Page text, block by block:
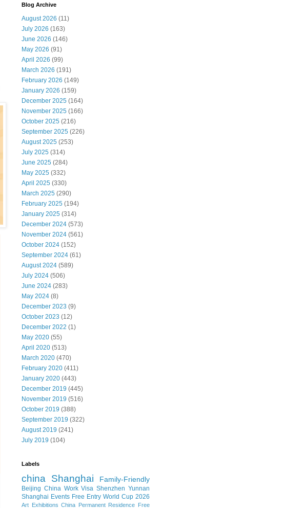
Blog Archive
August 2026 (11)
July 2026 (163)
June 2026 (146)
May 2026 (91)
April 2026 (99)
March 2026 (191)
February 2026 (149)
January 2026 (159)
December 2025 (164)
November 2025 (166)
October 2025 (216)
September 2025 (226)
August 2025 (253)
July 2025 (314)
June 2025 (284)
May 2025 (332)
April 2025 (330)
March 2025 (290)
February 2025 (194)
January 2025 (314)
December 2024 (573)
November 2024 (561)
October 2024 (152)
September 2024 (61)
August 2024 (589)
July 2024 (506)
June 2024 (283)
May 2024 (8)
December 2023 (9)
October 2023 (12)
December 2022 (1)
May 2020 (55)
April 2020 (513)
March 2020 (470)
February 2020 (411)
January 2020 (443)
December 2019 (445)
November 2019 (516)
October 2019 (388)
September 2019 (322)
August 2019 (241)
July 2019 (104)
Labels
china Shanghai Family-Friendly
Beijing China Work Visa Shenzhen Yunnan
Shanghai Events Free Entry World Cup 2026
Art Exhibitions China Permanent Residence Free